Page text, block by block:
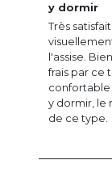
y dormir
Très
l'assise.
frais par ce
confortable
y dormir, le
de ce type.